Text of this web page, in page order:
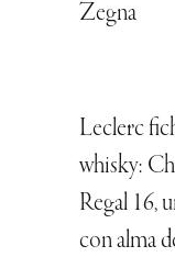
Zegna
Leclerc
whisky:
Regal 16,
con alma